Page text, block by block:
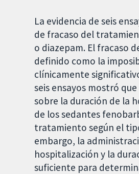
La evidencia de seis
de fracaso del
o diazepam. El fracaso
definido como la
clínicamente
seis ensayos mostró
sobre la duración de la
de los sedantes
tratamiento según el
embargo, la
hospitalización y la
suficiente para